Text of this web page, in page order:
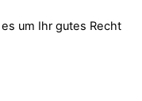
um Ihr gutes Recht